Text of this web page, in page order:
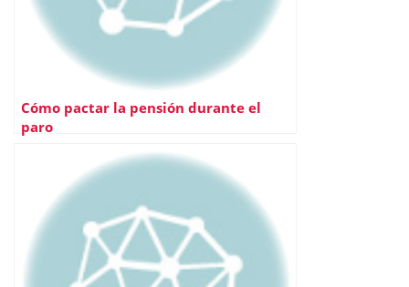
Cómo pactar la pensión durante el
paro